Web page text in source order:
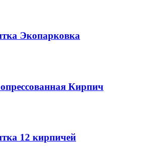
Экопарковка
Кирпич
12 кирпичей